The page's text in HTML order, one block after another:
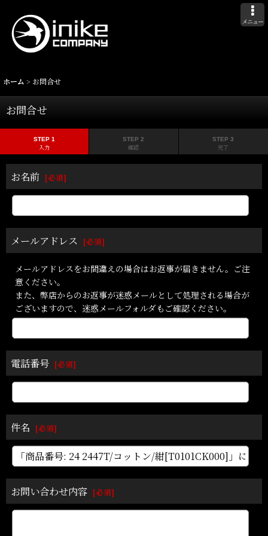
メニュー
ホーム > お問合せ
お問合せ
STEP 1
入力
STEP 2
確認
STEP 3
完了
お名前 [必須]
メールアドレス [必須]
メールアドレスをお間違えの場合はお返事が届きません。ご注
意ください。
また、弊店からのお返事が迷惑メールとして処理される場合が
ございますので、迷惑メールフォルダもご確認ください。
電話番号 [必須]
件名 [必須]
お問い合わせ内容 [必須]